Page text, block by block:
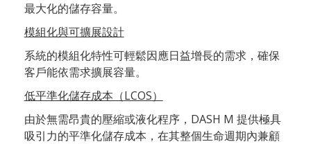
最大化的儲存容量。
模組化與可擴展設計
系統的模組化特性可輕鬆因應日益增長的需求，確保
客戶能依需求擴展容量。
低平準化儲存成本（LCOS）
由於無需昂貴的壓縮或液化程序，DASH M 提供極具
吸引力的平準化儲存成本，在其整個生命週期內兼顧